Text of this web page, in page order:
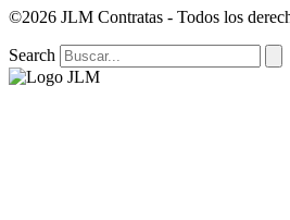
©2026 JLM Contratas - Todos los
Search